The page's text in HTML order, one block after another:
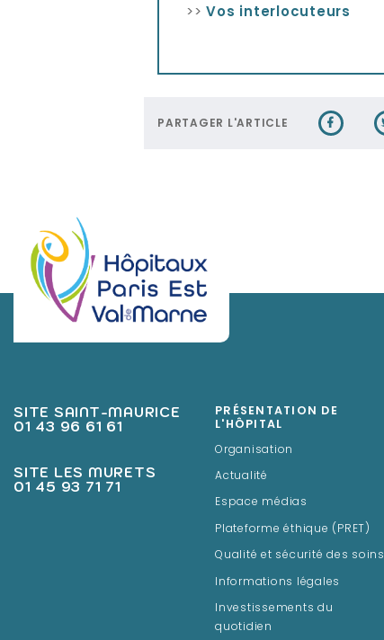
>>Vos interlocuteurs
PARTAGER L'ARTICLE
SITE SAINT-MAURICE
01 43 96 61 61
SITE LES MURETS
01 45 93 71 71
PRÉSENTATION DE
L'HÔPITAL
Organisation
Actualité
Espace médias
Plateforme éthique (PRET)
Qualité et sécurité des soins
Informations légales
Investissements du
quotidien